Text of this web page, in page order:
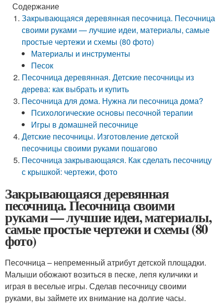
Содержание
Закрывающаяся деревянная песочница. Песочница
своими руками — лучшие идеи, материалы, самые
простые чертежи и схемы (80 фото)
Материалы и инструменты
Песок
Песочница деревянная. Детские песочницы из
дерева: как выбрать и купить
Песочница для дома. Нужна ли песочница дома?
Психологические основы песочной терапии
Игры в домашней песочнице
Детские песочницы. Изготовление детской
песочницы своими руками пошагово
Песочница закрывающаяся. Как сделать песочницу
с крышкой: чертежи, фото
Закрывающаяся деревянная
песочница. Песочница своими
руками — лучшие идеи, материалы,
самые простые чертежи и схемы (80
фото)
Песочница – непременный атрибут детской площадки.
Малыши обожают возиться в песке, лепя куличики и
играя в веселые игры. Сделав песочницу своими
руками, вы займете их внимание на долгие часы.